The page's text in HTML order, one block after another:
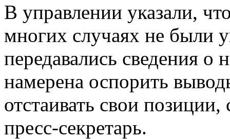
В управлении указали,
многих случаях не были
передавались сведения
намерена оспорить
отстаивать свои
пресс-секретарь.